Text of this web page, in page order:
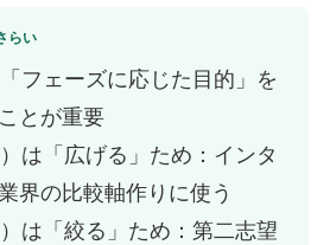
らい
フェーズに応じた目的」を
とが重要
は「広げる」ため：インタ
界の比較軸作りに使う
は「絞る」ため：第二志望